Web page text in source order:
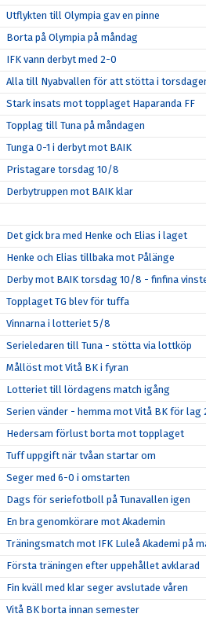
Utflykten till Olympia gav en pinne
Borta på Olympia på måndag
IFK vann derbyt med 2-0
Alla till Nyabvallen för att stötta i
Stark insats mot topplaget Haparanda FF
Topplag till Tuna på måndagen
Tunga 0-1 i derbyt mot BAIK
Pristagare torsdag 10/8
Derbytruppen mot BAIK klar
Det gick bra med Henke och Elias i laget
Henke och Elias tillbaka mot Pålänge
Derby mot BAIK torsdag 10/8 - finfina
Topplaget TG blev för tuffa
Vinnarna i lotteriet 5/8
Serieledaren till Tuna - stötta via lottköp
Mållöst mot Vitå BK i fyran
Lotteriet till lördagens match igång
Serien vänder - hemma mot Vitå BK för lag
Hedersam förlust borta mot topplaget
Tuff uppgift när tvåan startar om
Seger med 6-0 i omstarten
Dags för seriefotboll på Tunavallen igen
En bra genomkörare mot Akademin
Träningsmatch mot IFK Luleå Akademi på
Första träningen efter uppehållet avklarad
Fin kväll med klar seger avslutade våren
Vitå BK borta innan semester